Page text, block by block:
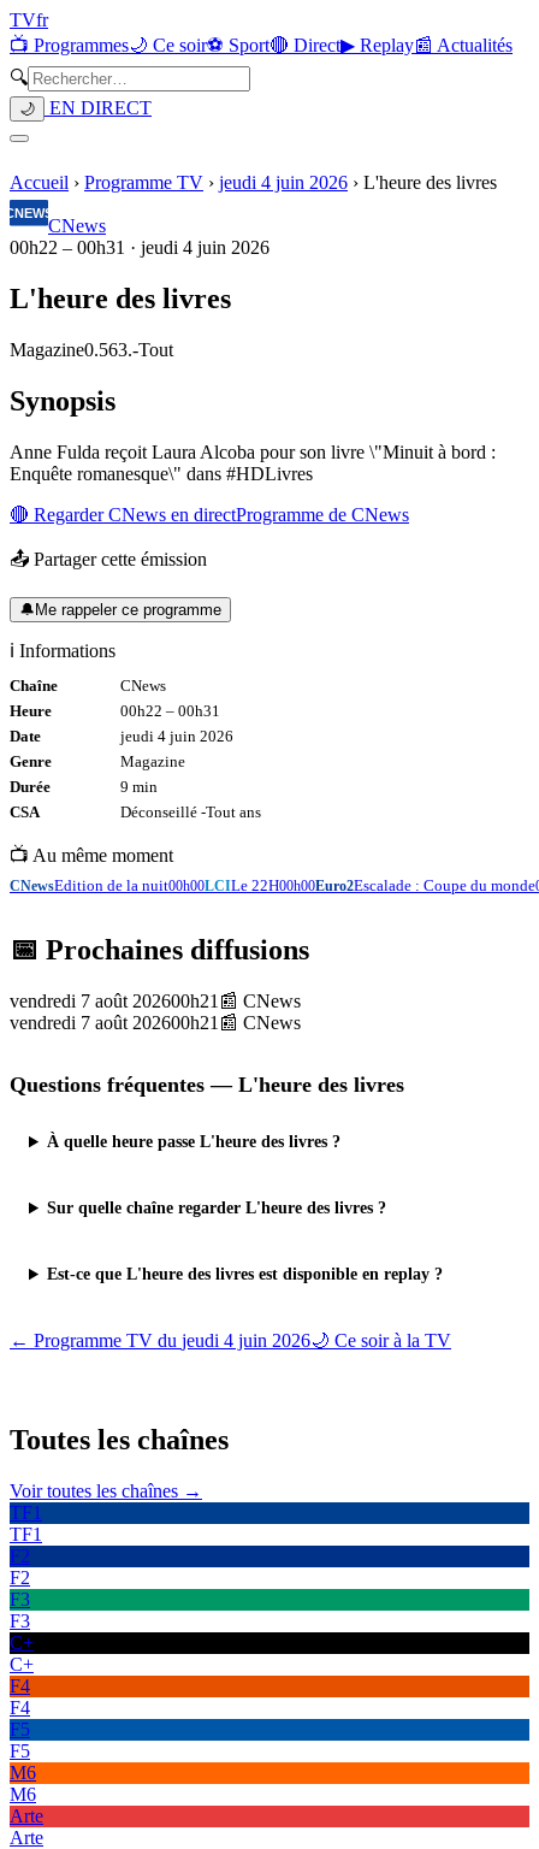
TVfr
📺 Programmes🌙 Ce soir⚽ Sport🔴 Direct▶ Replay📰 Actualités
🔍
🌙 EN DIRECT
Accueil › Programme TV › jeudi 4 juin 2026 › L'heure des livres
CNews
00h22 – 00h31 · jeudi 4 juin 2026
L'heure des livres
Magazine0.563.-Tout
Synopsis
Anne Fulda reçoit Laura Alcoba pour son livre \"Minuit à bord :
Enquête romanesque\" dans #HDLivres
🔴 RegarderCNews en directProgramme de CNews
📤 Partager cette émission
🔔Me rappeler ce programme
ℹ️ Informations
Chaîne
CNews
Heure
00h22 – 00h31
Date
jeudi 4 juin 2026
Genre
Magazine
Durée
9 min
CSA
Déconseillé -Tout ans
📺 Au même moment
CNewsEdition de la nuit00h00LCILe 22H00h00Euro2Escalade : Coupe du monde
📅 Prochaines diffusions
vendredi 7 août 202600h21 📰 CNews
vendredi 7 août 202600h21 📰 CNews
Questions fréquentes — L'heure des livres
À quelle heure passe L'heure des livres ?
Sur quelle chaîne regarder L'heure des livres ?
Est-ce que L'heure des livres est disponible en replay ?
← Programme TV du jeudi 4 juin 2026🌙 Ce soir à la TV
Toutes les chaînes
Voir toutes les chaînes →
TF1
TF1
F2
F2
F3
F3
C+
C+
F4
F4
F5
F5
M6
M6
Arte
Arte